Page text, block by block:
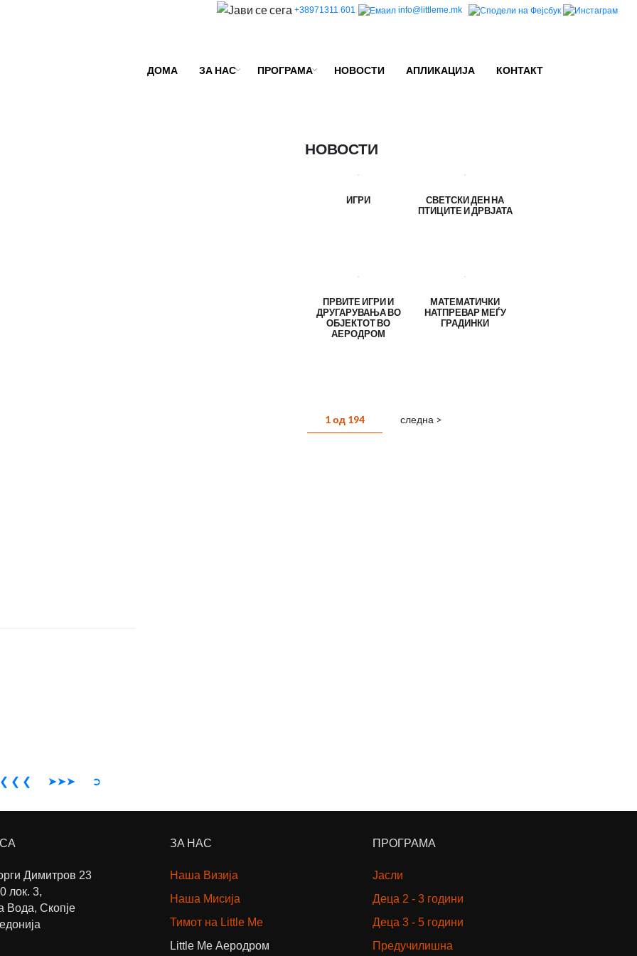
+38971311 601 info@littleme.mk
ДОМА ЗА НАС ПРОГРАМА НОВОСТИ АПЛИКАЦИЈА КОНТАКТ
❮ ❮ ❮ ➤➤➤ ➲
НОВОСТИ
ИГРИ
СВЕТСКИ ДЕН НА
ПТИЦИТЕ И ДРВЈАТА
ПРВИТЕ ИГРИ И
ДРУГАРУВАЊА ВО
ОБЈЕКТОТ ВО
АЕРОДРОМ
МАТЕМАТИЧКИ
НАТПРЕВАР МЕЃУ
ГРАДИНКИ
1 од 194 следна >
Димитров 23
лок. 3,
Вода, Скопје
ЗА НАС
Наша Визија
Наша Мисија
Тимот на Little Me
Little Me Аеродром
ПРОГРАМА
Јасли
Деца 2 - 3 години
Деца 3 - 5 години
Предучилишна